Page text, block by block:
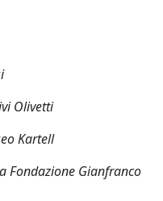
Olivetti
Kartell
Fondazione Gianfranco